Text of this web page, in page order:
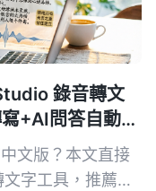
錄音轉文
+AI問答自動摘
文版？本文直接
字工具，推薦